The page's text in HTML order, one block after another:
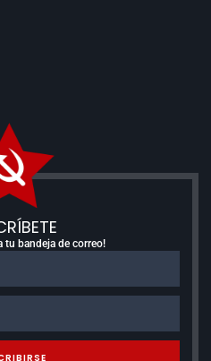
tu bandeja de correo!